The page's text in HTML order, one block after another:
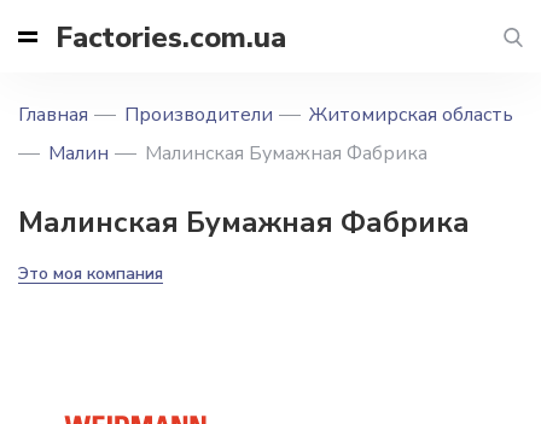
Factories.com.ua
Главная Производители
Житомирская область
Малин
Малинская Бумажная Фабрика
Малинская Бумажная Фабрика
Это моя компания